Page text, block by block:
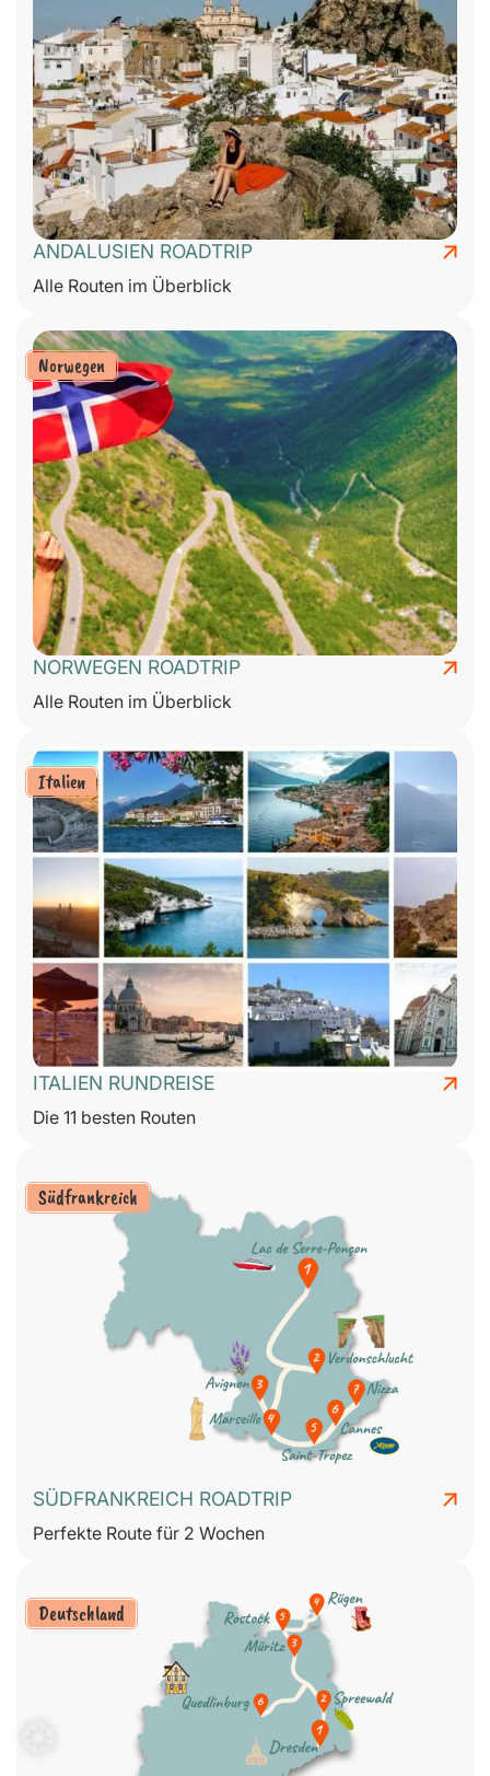
ANDALUSIEN ROADTRIP
Alle Routen im Überblick
Norwegen
NORWEGEN ROADTRIP
Alle Routen im Überblick
Italien
ITALIEN RUNDREISE
Die 11 besten Routen
Südfrankreich
SÜDFRANKREICH ROADTRIP
Perfekte Route für 2 Wochen
Deutschland